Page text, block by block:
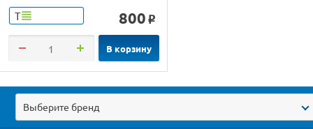
Т 800 o
В корзину
Выберите бренд